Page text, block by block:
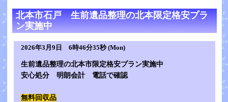
北本市石戸 生前遺品整理の北本限定格安プラ
ン実施中
2026年3月9日 6時46分35秒 (Mon)
生前遺品整理の北本市限定格安プラン実施中
安心処分 明朗会計 電話で確認
無料回収品